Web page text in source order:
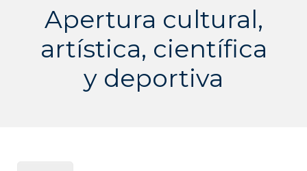
Apertura cultural,
artística, científica
y deportiva